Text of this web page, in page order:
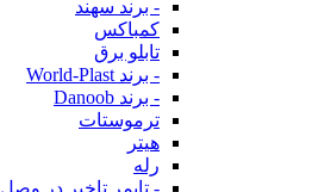
- برند سهند
کمباکس
تابلو برق
- برند World-Plast
- برند Danoob
ترموستات
هیتر
رله